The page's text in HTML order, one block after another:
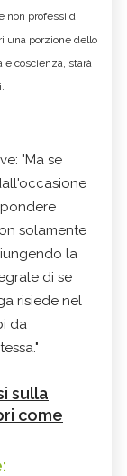
non professi di
una porzione dello
e coscienza, starà
"Ma se
solamente
la
di se
risiede nel
da
sulla
come